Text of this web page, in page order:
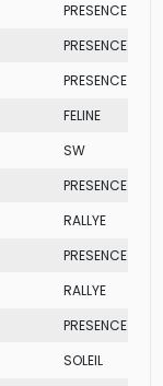
PRESENCE
PRESENCE
PRESENCE PACK
FELINE
SW
PRESENCE PACK
RALLYE
PRESENCE PACK
RALLYE
PRESENCE
SOLEIL